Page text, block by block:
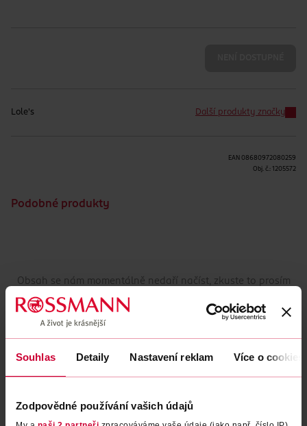
Souhlas Detaily Nastavení reklam Více o cookies
Zodpovědné používání vašich údajů
Lole's Další produkty značky
EAN 08680972080259
Obj. č.: 1205572
Podobné produkty
Obsah se nám momentálně nedaří načíst, zkuste to prosím